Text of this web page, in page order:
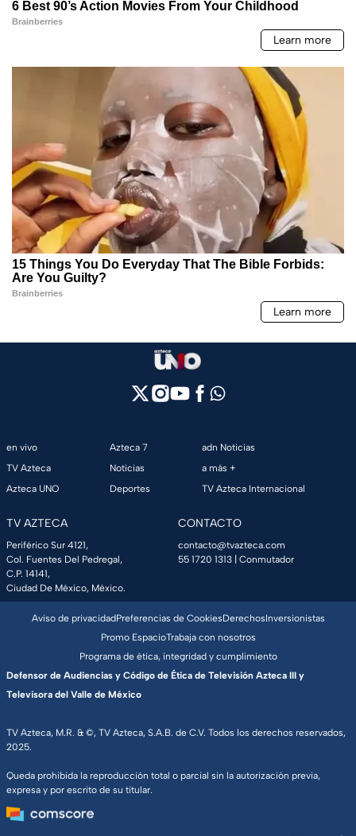
en vivo
TV Azteca
Azteca UNO
Azteca 7
Noticias
Deportes
adn Noticias
a más +
TV Azteca Internacional
TV AZTECA
Periférico Sur 4121,
Col. Fuentes Del Pedregal,
C.P. 14141,
Ciudad De México, México.
CONTACTO
contacto@tvazteca.com
55 1720 1313 | Conmutador
TV Azteca, M.R. & ©, TV Azteca, S.A.B. de C.V. Todos los derechos reservados,
2025.
Queda prohibida la reproducción total o parcial sin la autorización previa,
expresa y por escrito de su titular.
Aviso de privacidadPreferencias de CookiesDerechosInversionistas
Promo EspacioTrabaja con nosotros
Programa de ética, integridad y cumplimiento
Defensor de Audiencias y Código de Ética de Televisión Azteca III y
Televisora del Valle de México